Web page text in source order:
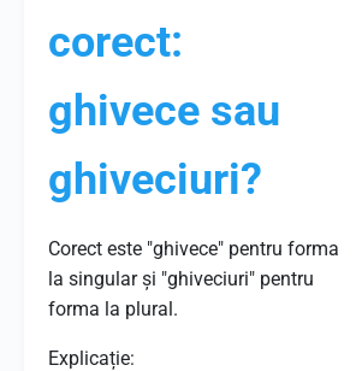
corect:
ghivece sau
ghiveciuri?
Corect este "ghivece" pentru forma
la singular și "ghiveciuri" pentru
forma la plural.
Explicație: